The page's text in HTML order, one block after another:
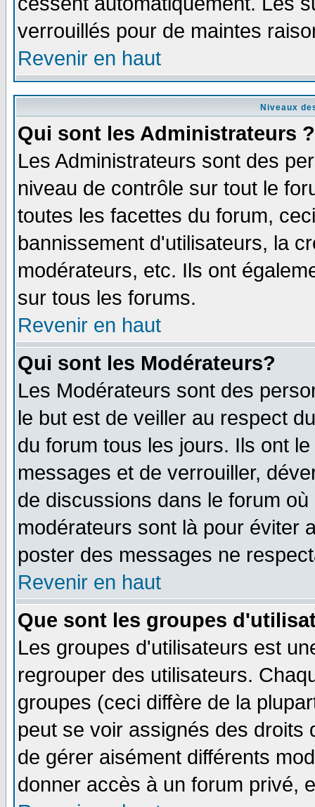
verrouillés pour de maintes
Revenir en haut
Niveaux
Qui sont les Administrateurs ?
Les Administrateurs sont des
niveau de contrôle sur tout le
toutes les facettes du forum,
bannissement d'utilisateurs, la
modérateurs, etc. Ils ont
sur tous les forums.
Revenir en haut
Qui sont les Modérateurs?
Les Modérateurs sont des
le but est de veiller au respect
du forum tous les jours. Ils ont
messages et de verrouiller,
de discussions dans le forum
modérateurs sont là pour éviter
poster des messages ne
Revenir en haut
Que sont les groupes
Les groupes d'utilisateurs est
regrouper des utilisateurs.
groupes (ceci diffère de la
peut se voir assignés des
de gérer aisément différents
donner accès à un forum privé,